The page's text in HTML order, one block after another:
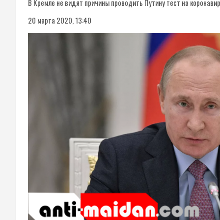
В Кремле не видят причины проводить Путину тест на
20 марта 2020, 13:40